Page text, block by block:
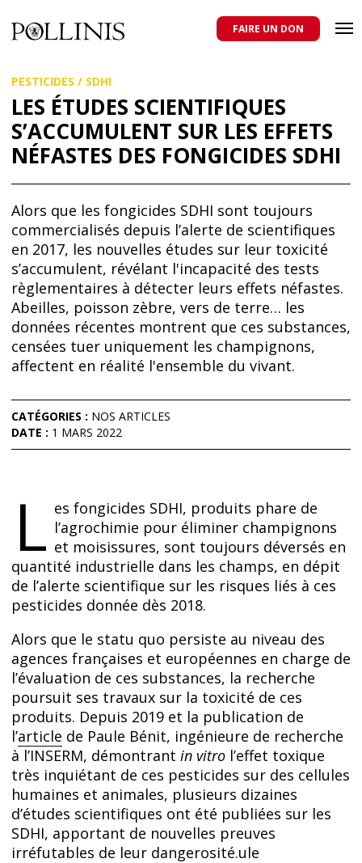
au
contenu
principal
domestiques et sauvages, et pour une agriculture qui respecte tous
les pollinisateurs
FAIRE UN DON
PESTICIDES / SDHI
LES ÉTUDES SCIENTIFIQUES
S’ACCUMULENT SUR LES EFFETS
NÉFASTES DES FONGICIDES SDHI
Alors que les fongicides SDHI sont toujours
commercialisés depuis l’alerte de scientifiques
en 2017, les nouvelles études sur leur toxicité
s’accumulent, révélant l'incapacité des tests
règlementaires à détecter leurs effets néfastes.
Abeilles, poisson zèbre, vers de terre… les
données récentes montrent que ces substances,
censées tuer uniquement les champignons,
affectent en réalité l'ensemble du vivant.
CATÉGORIES : NOS ARTICLES
DATE : 1 MARS 2022
L es fongicides SDHI, produits phare de
l’agrochimie pour éliminer champignons
et moisissures, sont toujours déversés en
quantité industrielle dans les champs, en dépit
de l’alerte scientifique sur les risques liés à ces
pesticides donnée dès 2018.
Alors que le statu quo persiste au niveau des
agences françaises et européennes en charge de
l’évaluation de ces substances, la recherche
poursuit ses travaux sur la toxicité de ces
produits. Depuis 2019 et la publication de
l’article de Paule Bénit, ingénieure de recherche
à l’INSERM, démontrant in vitro l’effet toxique
très inquiétant de ces pesticides sur des cellules
humaines et animales, plusieurs dizaines
d’études scientifiques ont été publiées sur les
SDHI, apportant de nouvelles preuves
irréfutables de leur dangerosité.ule